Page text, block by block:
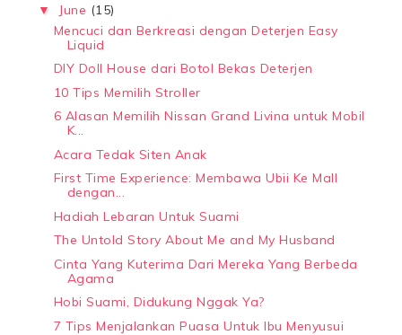
▼ June (15)
Mencuci dan Berkreasi dengan Deterjen Easy
Liquid
DIY Doll House dari Botol Bekas Deterjen
10 Tips Memilih Stroller
6 Alasan Memilih Nissan Grand Livina untuk Mobil
K...
Acara Tedak Siten Anak
First Time Experience: Membawa Ubii Ke Mall
dengan...
Hadiah Lebaran Untuk Suami
The Untold Story About Me and My Husband
Cinta Yang Kuterima Dari Mereka Yang Berbeda
Agama
Hobi Suami, Didukung Nggak Ya?
7 Tips Menjalankan Puasa Untuk Ibu Menyusui